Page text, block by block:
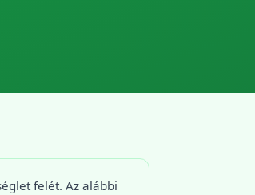
felét. Az alábbi